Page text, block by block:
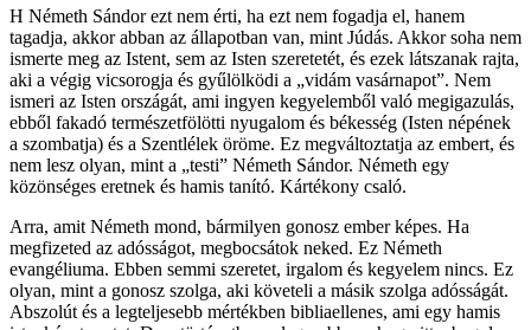
H Németh Sándor ezt nem érti, ha ezt nem fogadja el, hanem
tagadja, akkor abban az állapotban van, mint Júdás. Akkor soha nem
ismerte meg az Istent, sem az Isten szeretetét, és ezek látszanak rajta,
aki a végig vicsorogja és gyűlölködi a „vidám vasárnapot”. Nem
ismeri az Isten országát, ami ingyen kegyelemből való megigazulás,
ebből fakadó természetfölötti nyugalom és békesség (Isten népének
a szombatja) és a Szentlélek öröme. Ez megváltoztatja az embert, és
nem lesz olyan, mint a „testi” Németh Sándor. Németh egy
közönséges eretnek és hamis tanító. Kártékony csaló.
Arra, amit Németh mond, bármilyen gonosz ember képes. Ha
megfizeted az adósságot, megbocsátok neked. Ez Németh
evangéliuma. Ebben semmi szeretet, irgalom és kegyelem nincs. Ez
olyan, mint a gonosz szolga, aki követeli a másik szolga adósságát.
Abszolút és a legteljesebb mértékben bibliaellenes, ami egy hamis